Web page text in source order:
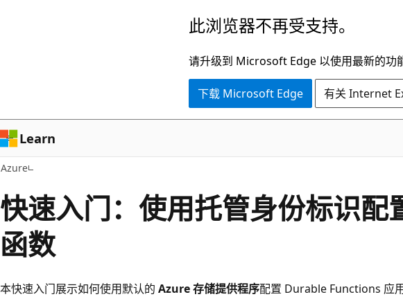
容
此浏览器不再受支持。
请升级到 Microsoft Edge 以使用最新的功
下载 Microsoft Edge 有关 Internet
Learn
Azure
快速入门：使用托管身份标识配
函数
本快速入门展示如何使用默认的 Azure 存储提供程序配置 Durable Functions 应